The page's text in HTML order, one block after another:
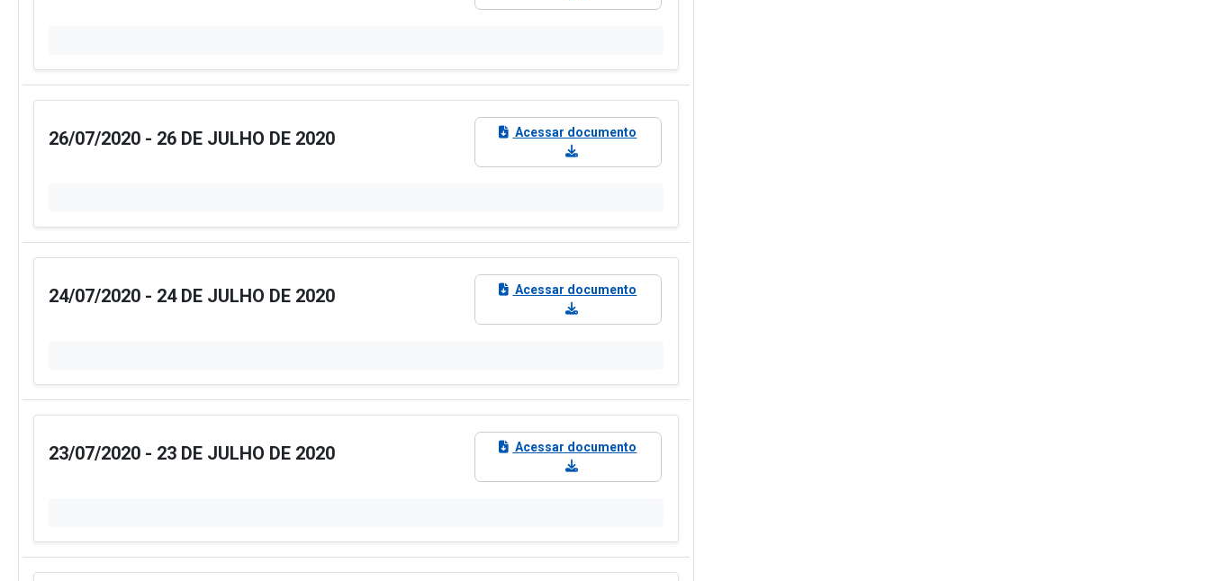
26/07/2020 - 26 DE JULHO DE 2020 Acessar documento
24/07/2020 - 24 DE JULHO DE 2020 Acessar documento
23/07/2020 - 23 DE JULHO DE 2020 Acessar documento